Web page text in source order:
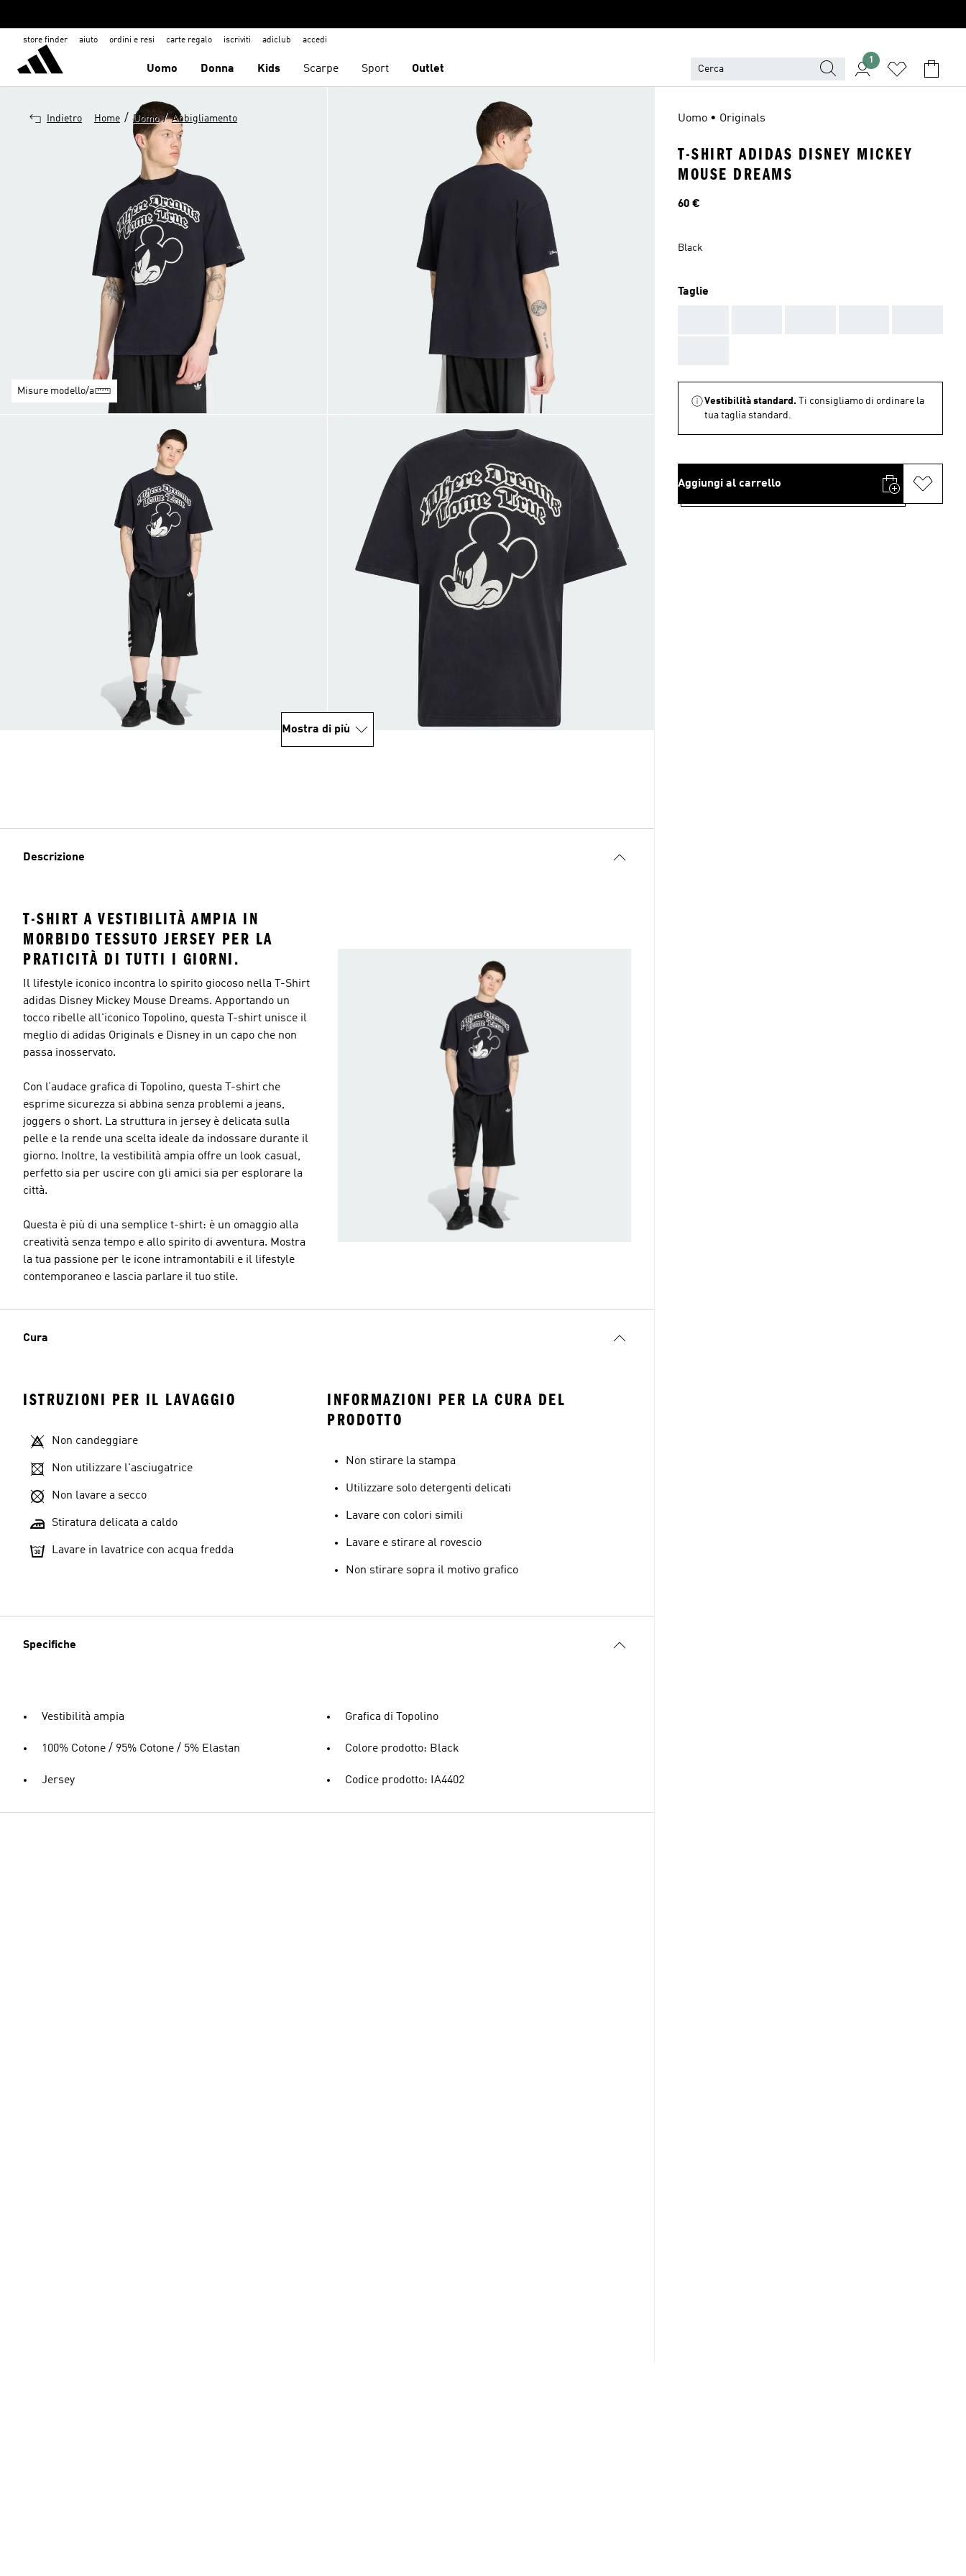
store finder aiuto ordini e resi carte regalo iscriviti adiclub accedi
Uomo Donna Kids Scarpe Sport Outlet
1
Indietro Home / Uomo / Abbigliamento
Misure modello/a
Mostra di più
Descrizione
T-SHIRT A VESTIBILITÀ AMPIA IN
MORBIDO TESSUTO JERSEY PER LA
PRATICITÀ DI TUTTI I GIORNI.
Il lifestyle iconico incontra lo spirito giocoso nella T-Shirt
adidas Disney Mickey Mouse Dreams. Apportando un
tocco ribelle all'iconico Topolino, questa T-shirt unisce il
meglio di adidas Originals e Disney in un capo che non
passa inosservato.
Con l’audace grafica di Topolino, questa T-shirt che
esprime sicurezza si abbina senza problemi a jeans,
joggers o short. La struttura in jersey è delicata sulla
pelle e la rende una scelta ideale da indossare durante il
giorno. Inoltre, la vestibilità ampia offre un look casual,
perfetto sia per uscire con gli amici sia per esplorare la
città.
Questa è più di una semplice t-shirt: è un omaggio alla
creatività senza tempo e allo spirito di avventura. Mostra
la tua passione per le icone intramontabili e il lifestyle
contemporaneo e lascia parlare il tuo stile.
Cura
ISTRUZIONI PER IL LAVAGGIO
Non candeggiare
Non utilizzare l'asciugatrice
Non lavare a secco
Stiratura delicata a caldo
Lavare in lavatrice con acqua fredda
INFORMAZIONI PER LA CURA DEL
PRODOTTO
Non stirare la stampa
Utilizzare solo detergenti delicati
Lavare con colori simili
Lavare e stirare al rovescio
Non stirare sopra il motivo grafico
Specifiche
Vestibilità ampia
100% Cotone / 95% Cotone / 5% Elastan
Jersey
Grafica di Topolino
Colore prodotto: Black
Codice prodotto: IA4402
Uomo • Originals
T-SHIRT ADIDAS DISNEY MICKEY
MOUSE DREAMS
Prezzo
60 €
Black
Taglie
Vestibilità standard.
Ti consigliamo di ordinare la
tua taglia standard.
Aggiungi al carrello